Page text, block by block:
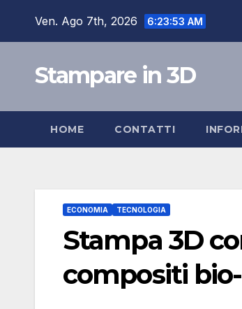
Ven. Ago 7th, 2026 6:23:54 AM
Stampare in 3D
HOME CONTATTI
ECONOMIA TECNOLOGIA
Stampa 3D
compositi